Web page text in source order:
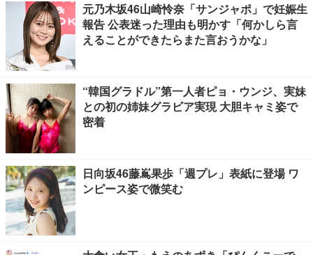
元乃木坂46山崎怜奈「サンジャポ」で妊娠生
報告 公表迷った理由も明かす「何かしら言
えることができたらまた言おうかな」
“韓国グラドル”第一人者ピョ・ウンジ、実妹
との初の姉妹グラビア実現 大胆キャミ姿で
密着
日向坂46藤嶌果歩「週プレ」表紙に登場 ワ
ンピース姿で微笑む